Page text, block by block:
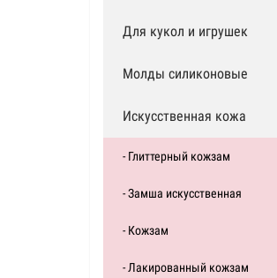
Для кукол и игрушек
Молды силиконовые
Искусственная кожа
- Глиттерный кожзам
- Замша искусственная
- Кожзам
- Лакированный кожзам